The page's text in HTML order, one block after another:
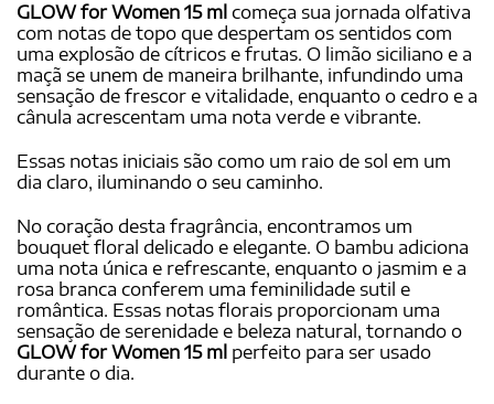
GLOW for Women 15 ml começa sua jornada olfativa
com notas de topo que despertam os sentidos com
uma explosão de cítricos e frutas. O limão siciliano e a
maçã se unem de maneira brilhante, infundindo uma
sensação de frescor e vitalidade, enquanto o cedro e a
cânula acrescentam uma nota verde e vibrante.
Essas notas iniciais são como um raio de sol em um
dia claro, iluminando o seu caminho.
No coração desta fragrância, encontramos um
bouquet floral delicado e elegante. O bambu adiciona
uma nota única e refrescante, enquanto o jasmim e a
rosa branca conferem uma feminilidade sutil e
romântica. Essas notas florais proporcionam uma
sensação de serenidade e beleza natural, tornando o
GLOW for Women 15 ml perfeito para ser usado
durante o dia.